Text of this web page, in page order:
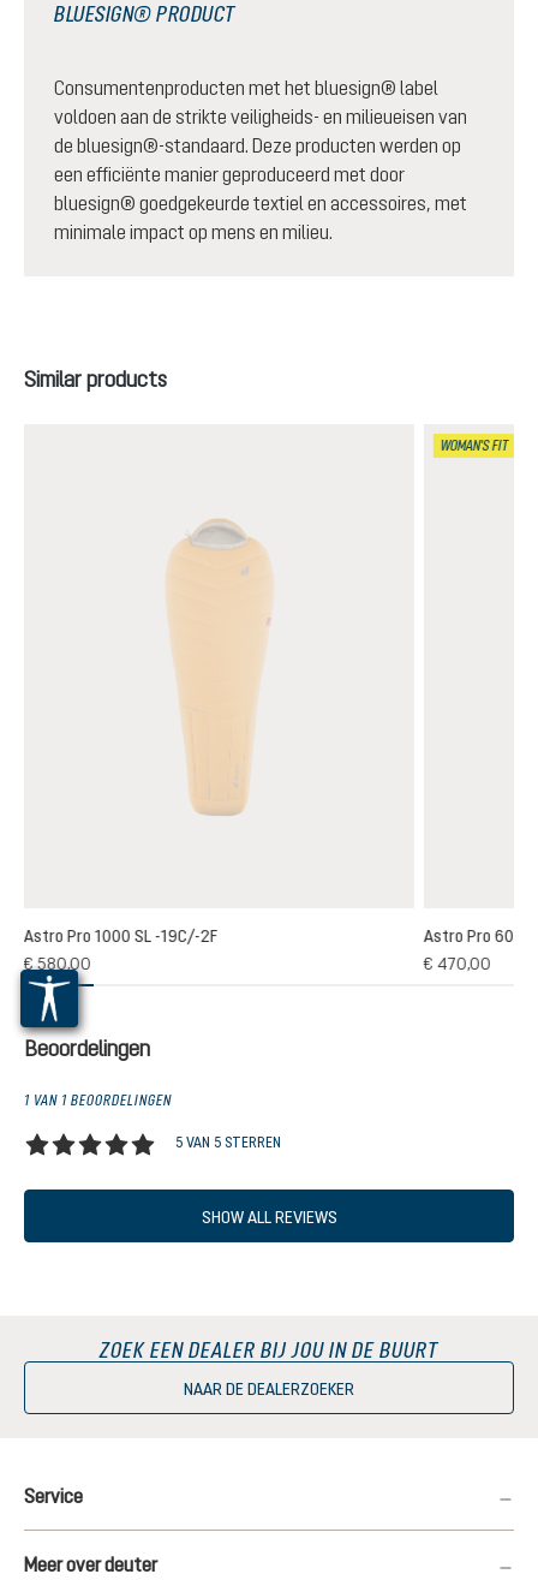
BLUESIGN® PRODUCT
Consumentenproducten met het bluesign® label
voldoen aan de strikte veiligheids- en milieueisen van
de bluesign®-standaard. Deze producten werden op
een efficiënte manier geproduceerd met door
bluesign® goedgekeurde textiel en accessoires, met
minimale impact op mens en milieu.
Productgalerij overslaan
Similar products
Astro Pro 1000 SL -19C/-2F
€ 580,00
WOMAN'S FIT
Astro Pro 600
€ 470,00
Beoordelingen
1 VAN 1 BEOORDELINGEN
5 VAN 5 STERREN
SHOW ALL REVIEWS
ZOEK EEN DEALER BIJ JOU IN DE BUURT
NAAR DE DEALERZOEKER
Service
Meer over deuter